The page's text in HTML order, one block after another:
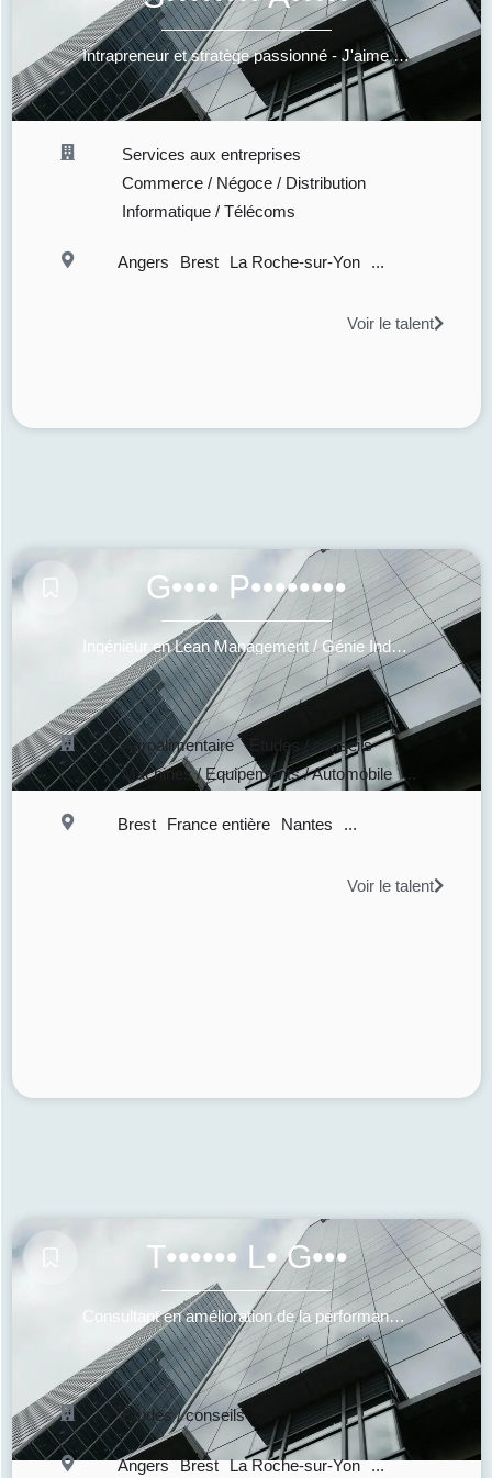
Intrapreneur et stratège passionné - J'aime les missions difficiles
Services aux entreprises
Commerce / Négoce / Distribution
Informatique / Télécoms
Angers Brest La Roche-sur-Yon ...
Voir le talent
G•••• P••••••••
Ingénieur en Lean Management / Génie Industriel
Agroalimentaire Études / conseils
Machines / Equipements / Automobile
...
Brest France entière Nantes ...
Voir le talent
T•••••• L• G•••
Consultant en amélioration de la performance et de la qualité de vie au travail
Études / conseils
Angers Brest La Roche-sur-Yon ...